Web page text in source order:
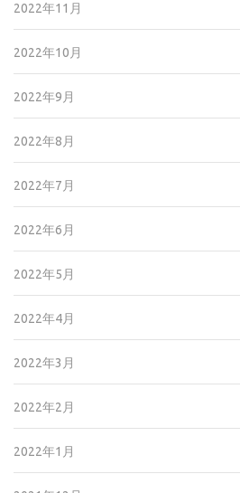
2022年11月
2022年10月
2022年9月
2022年8月
2022年7月
2022年6月
2022年5月
2022年4月
2022年3月
2022年2月
2022年1月